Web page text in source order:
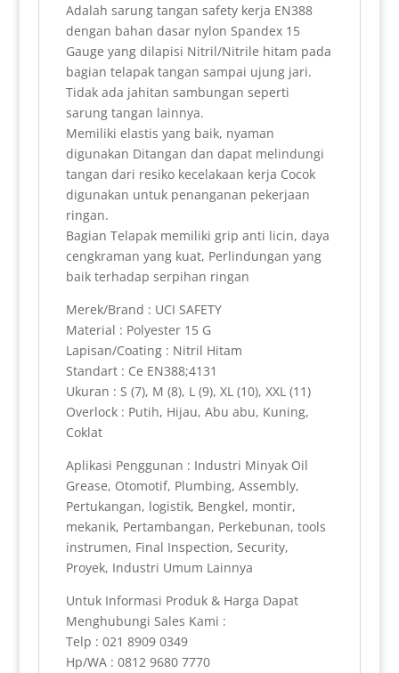
l
y
Adalah sarung tangan safety kerja EN388
dengan bahan dasar nylon Spandex 15
Gauge yang dilapisi Nitril/Nitrile hitam pada
bagian telapak tangan sampai ujung jari.
Tidak ada jahitan sambungan seperti
sarung tangan lainnya.
Memiliki elastis yang baik, nyaman
digunakan Ditangan dan dapat melindungi
tangan dari resiko kecelakaan kerja Cocok
digunakan untuk penanganan pekerjaan
ringan.
Bagian Telapak memiliki grip anti licin, daya
cengkraman yang kuat, Perlindungan yang
baik terhadap serpihan ringan
Merek/Brand : UCI SAFETY
Material : Polyester 15 G
Lapisan/Coating : Nitril Hitam
Standart : Ce EN388;4131
Ukuran : S (7), M (8), L (9), XL (10), XXL (11)
Overlock : Putih, Hijau, Abu abu, Kuning,
Coklat
Aplikasi Penggunan : Industri Minyak Oil
Grease, Otomotif, Plumbing, Assembly,
Pertukangan, logistik, Bengkel, montir,
mekanik, Pertambangan, Perkebunan, tools
instrumen, Final Inspection, Security,
Proyek, Industri Umum Lainnya
Untuk Informasi Produk & Harga Dapat
Menghubungi Sales Kami :
Telp : 021 8909 0349
Hp/WA : 0812 9680 7770